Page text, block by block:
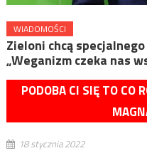
WIADOMOŚCI
Zieloni chcą
„Weganizm czeka nas
PODOBA CI SIĘ TO CO
18 stycznia 2022